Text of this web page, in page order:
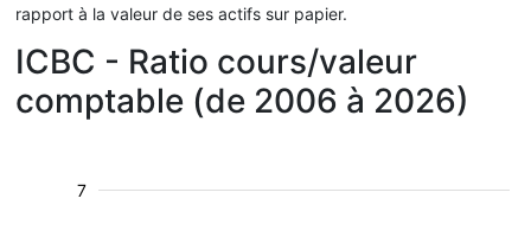
rapport à la valeur de ses actifs sur papier.
ICBC - Ratio cours/valeur
comptable (de 2006 à 2026)
7